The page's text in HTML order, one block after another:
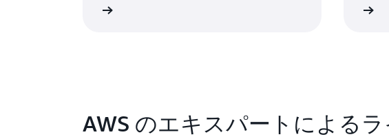
AWS のエキスパートによる